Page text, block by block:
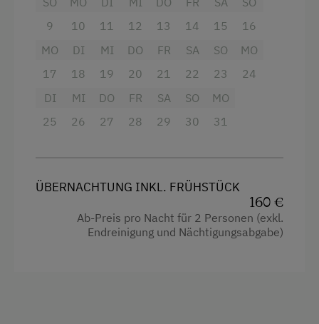
Radio
Aussicht auf eine Berglandschaft
Backofen
Getränkeerwerb im Haus
9
10
11
12
13
14
15
16
MO
17
DI
18
MI
19
DO
20
FR
21
SA
22
SO
23
MO
24
DI
25
MI
26
DO
27
FR
28
SA
29
SO
30
MO
31
ÜBERNACHTUNG INKL. FRÜHSTÜCK
160 €
Ab-Preis pro Nacht für 2 Personen (exkl.
Endreinigung und Nächtigungsabgabe)